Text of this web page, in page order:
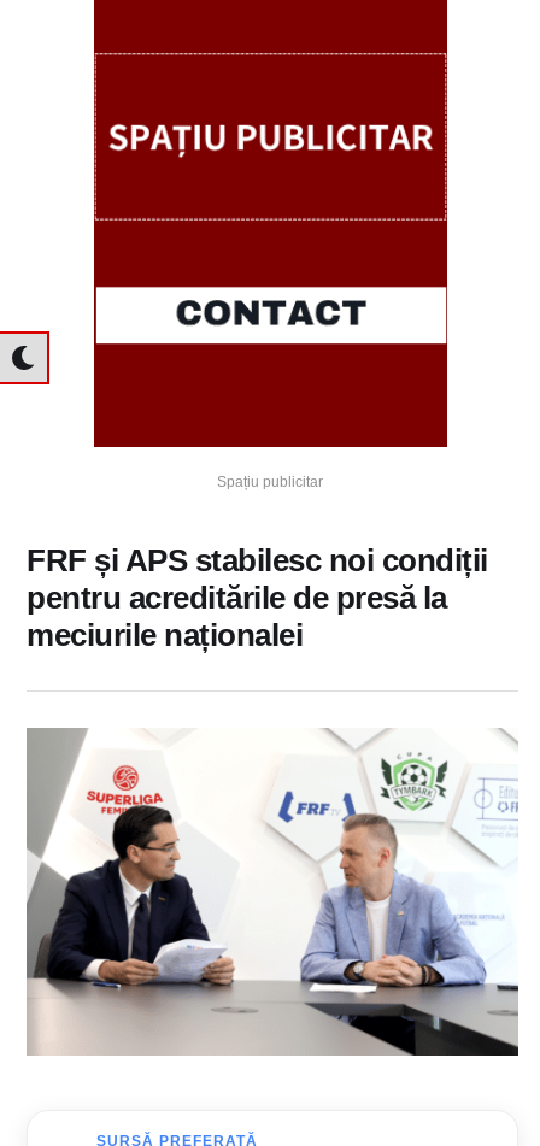
Spațiu publicitar
FRF și APS stabilesc noi condiții
pentru acreditările de presă la
meciurile naționalei
SURSĂ PREFERATĂ